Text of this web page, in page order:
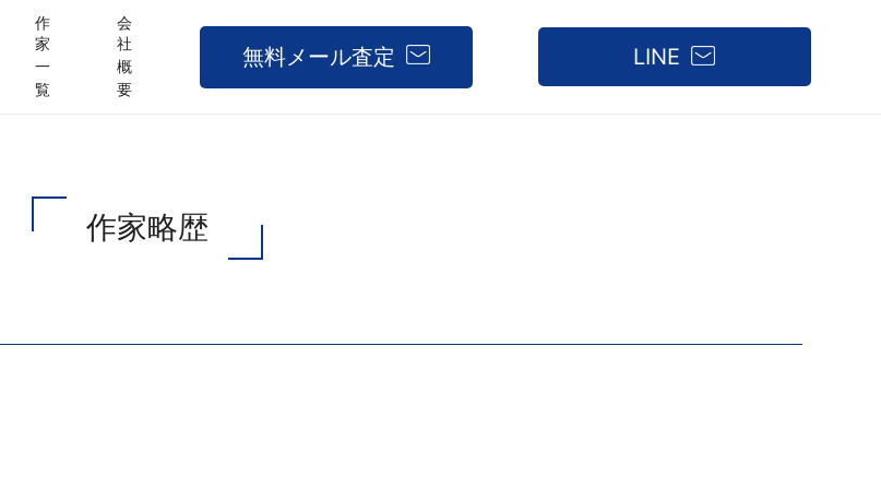
作
家
一
覧
会
社
概
要
無料メール査定 LINE
作家略歴